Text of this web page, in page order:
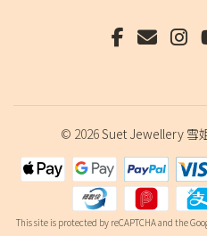
© 2026Suet Jewellery 雪
This site is protected by reCAPTCHA and the